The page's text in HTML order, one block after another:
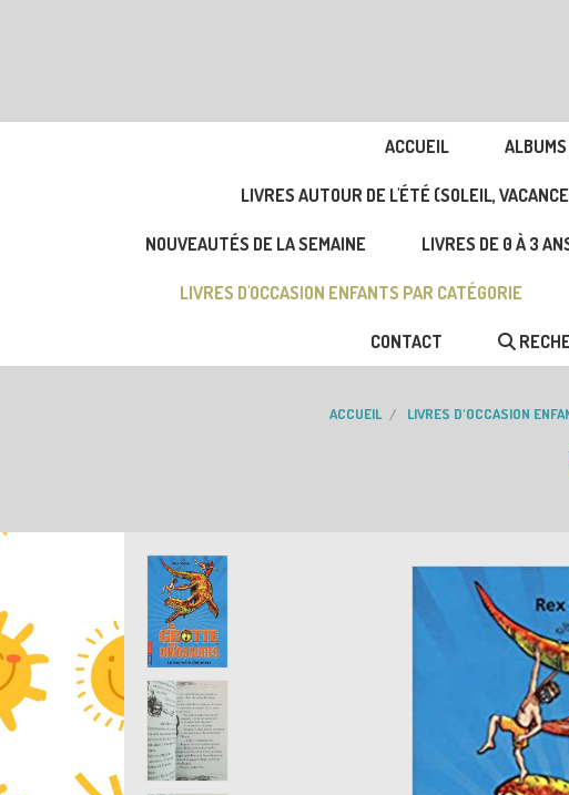
ACCUEIL
LIVRES AUTOUR DE L'ÉTÉ (SOLEIL,
NOUVEAUTÉS DE LA SEMAINE LIVRES DE 0 À 3
LIVRES D'OCCASION ENFANTS PAR CATÉGORIE
CONTACT
ACCUEIL LIVRES D'OCCASION